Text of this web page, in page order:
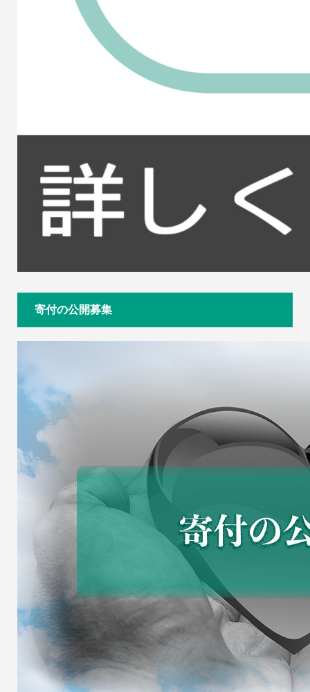
寄付の公開募集